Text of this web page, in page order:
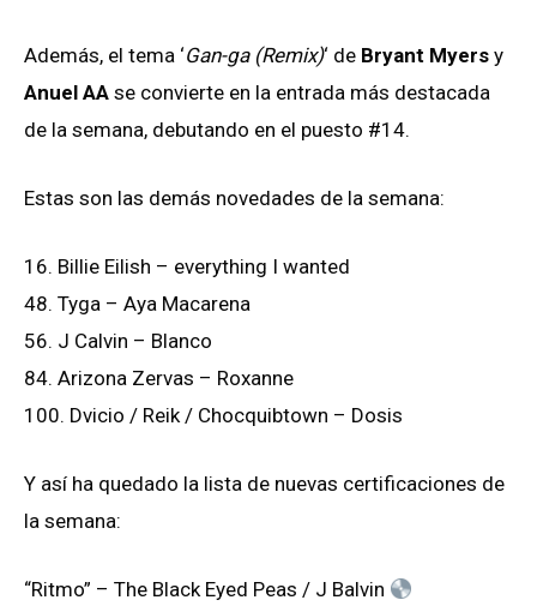
Además, el tema ‘Gan-ga (Remix)‘ de Bryant Myers y
Anuel AA se convierte en la entrada más destacada
de la semana, debutando en el puesto #14.
Estas son las demás novedades de la semana:
16. Billie Eilish – everything I wanted
48. Tyga – Aya Macarena
56. J Calvin – Blanco
84. Arizona Zervas – Roxanne
100. Dvicio / Reik / Chocquibtown – Dosis
Y así ha quedado la lista de nuevas certificaciones de
la semana:
“Ritmo” – The Black Eyed Peas / J Balvin